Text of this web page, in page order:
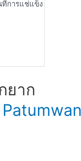
ที่การแช่แข็ง
ยาก